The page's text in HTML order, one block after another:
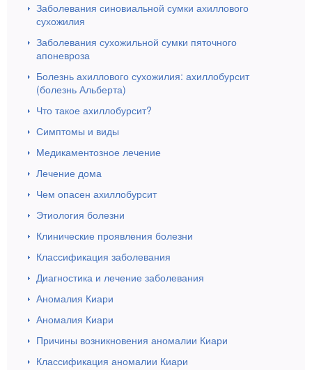
Заболевания синовиальной сумки ахиллового
сухожилия
Заболевания сухожильной сумки пяточного
апоневроза
Болезнь ахиллового сухожилия: ахиллобурсит
(болезнь Альберта)
Что такое ахиллобурсит?
Симптомы и виды
Медикаментозное лечение
Лечение дома
Чем опасен ахиллобурсит
Этиология болезни
Клинические проявления болезни
Классификация заболевания
Диагностика и лечение заболевания
Аномалия Киари
Аномалия Киари
Причины возникновения аномалии Киари
Классификация аномалии Киари